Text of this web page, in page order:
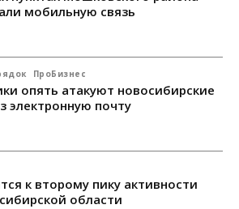
мобильную связь
ПроБизнес
опять атакуют новосибирские
электронную почту
к второму пику активности
области